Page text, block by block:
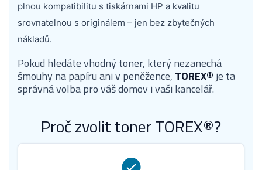
plnou kompatibilitu s tiskárnami HP a kvalitu
srovnatelnou s originálem – jen bez zbytečných
nákladů.
Pokud hledáte vhodný toner, který nezanechá
šmouhy na papíru ani v peněžence, TOREX® je ta
správná volba pro váš domov i vaši kancelář.
Proč zvolit toner TOREX®?